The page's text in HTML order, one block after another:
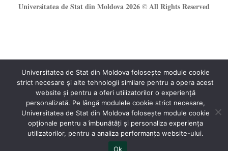
Universitatea de Stat din Moldova 2026 © All Rights Reserved
Oficiul Programare Web al USM®
Universitatea de Stat din Moldova folosește module cookie
strict necesare și alte tehnologii similare pentru a opera acest
website și pentru a oferi utilizatorilor o experiență
personalizată. Pe lângă modulele cookie strict necesare,
Universitatea de Stat din Moldova folosește module cookie
opționale pentru a îmbunătăți și personaliza experiența
utilizatorilor, pentru a analiza performanța website-ului.
Ok